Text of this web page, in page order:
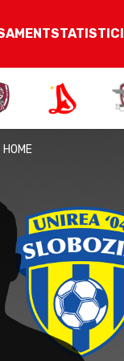
STATISTICI
HOME